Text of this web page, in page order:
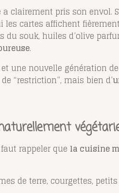
clairement pris son envol.
les cartes affichent
souk, huiles d’olive
.
une nouvelle génération
“restriction”, mais bien d’
rappeler que la cuisine
de terre, courgettes,